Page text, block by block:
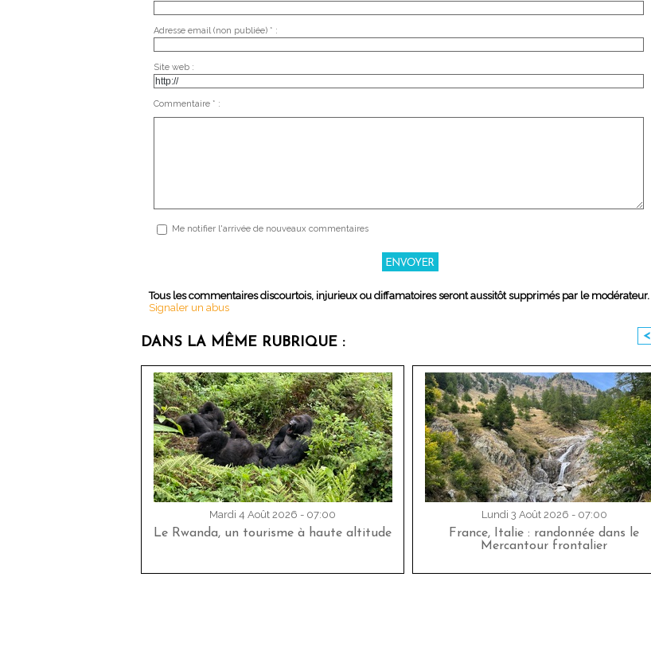
Adresse email (non publiée) * :
Site web :
Commentaire * :
Me notifier l'arrivée de nouveaux commentaires
Tous les commentaires discourtois, injurieux ou diffamatoires seront aussitôt supprimés par le modérateur.
Signaler un abus
DANS LA MÊME RUBRIQUE : <
Mardi 4 Août 2026 - 07:00
Le Rwanda, un tourisme à haute altitude
Lundi 3 Août 2026 - 07:00
France, Italie : randonnée dans le
Mercantour frontalier